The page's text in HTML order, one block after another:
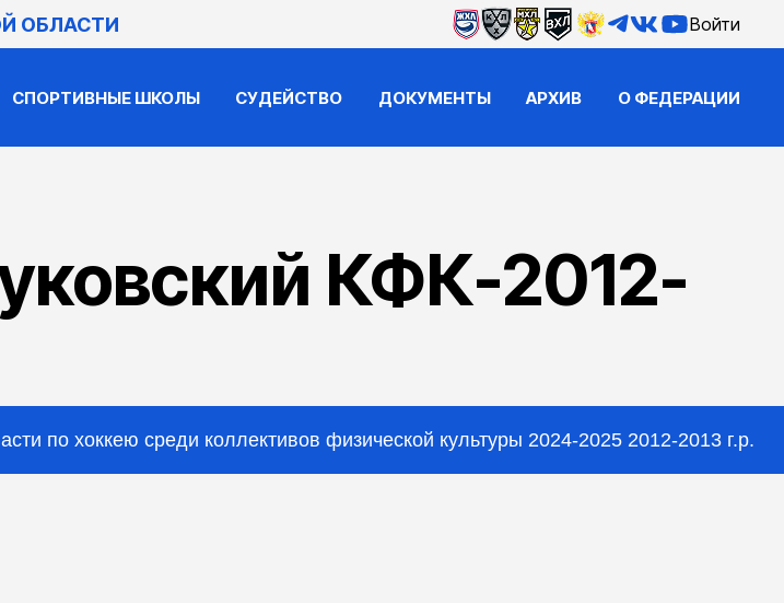
ОБЛАСТИ Войти
СПОРТИВНЫЕ ШКОЛЫ СУДЕЙСТВО ДОКУМЕНТЫ АРХИВ О ФЕДЕРАЦИИ
КФК-2012-